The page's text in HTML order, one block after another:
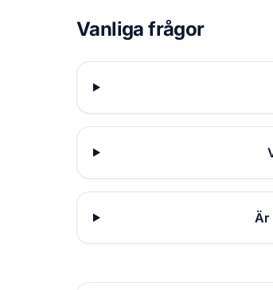
Vanliga frågor
Är